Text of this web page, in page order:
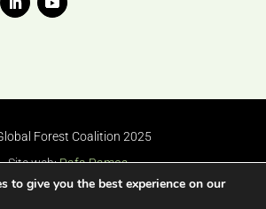
Forest Coalition 2025
Site web:Rafa Ramos
to give you the best experience on our